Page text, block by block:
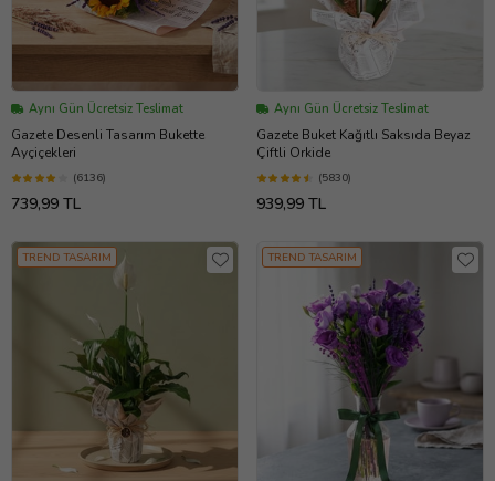
Aynı Gün Ücretsiz Teslimat
Gazete Desenli Tasarım Bukette
Ayçiçekleri
(6136)
739,99 TL
Aynı Gün Ücretsiz Teslimat
Gazete Buket Kağıtlı Saksıda Beyaz
Çiftli Orkide
(5830)
939,99 TL
TREND TASARIM TREND TASARIM